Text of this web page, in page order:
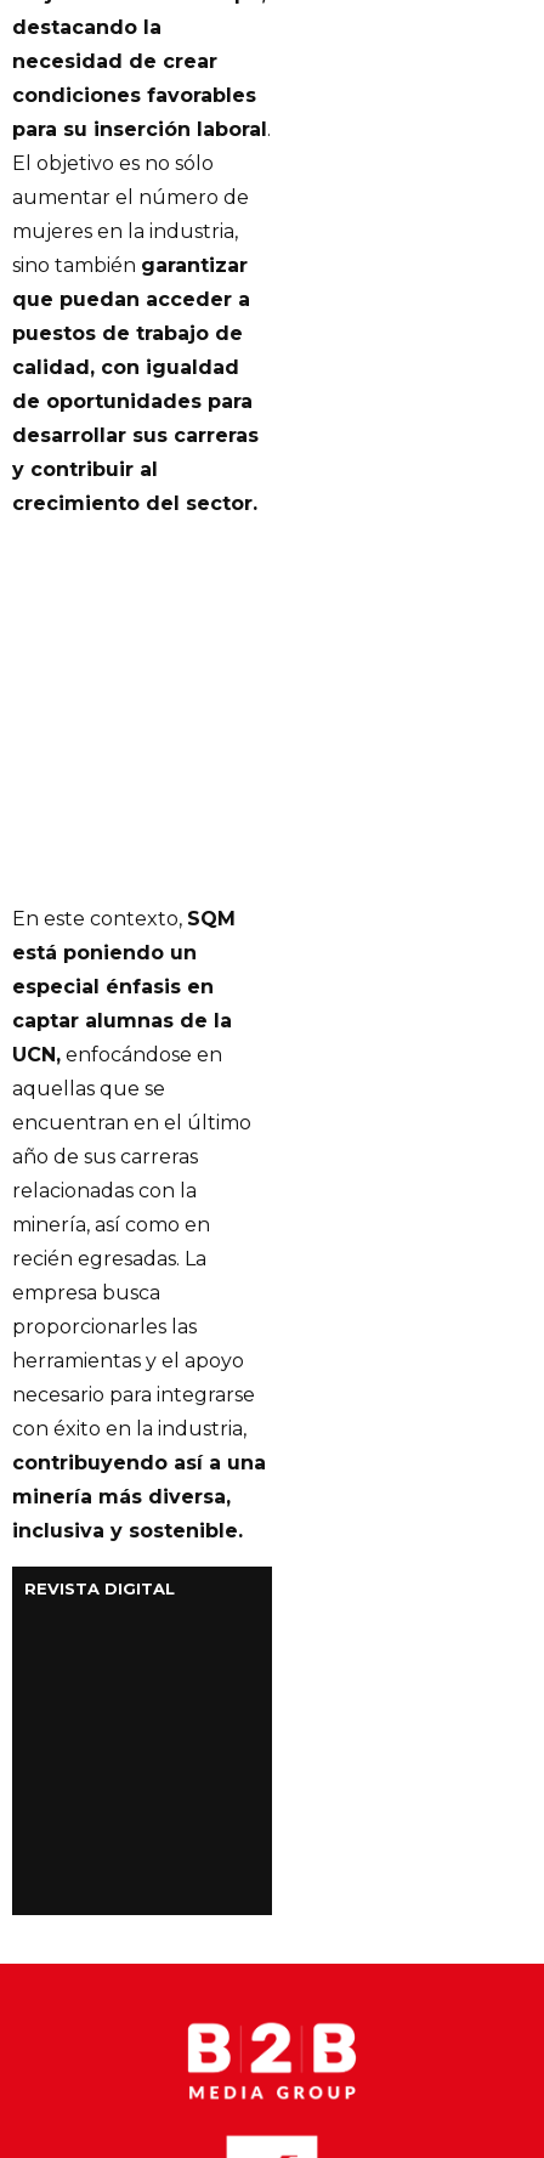
destacando la
necesidad de crear
condiciones favorables
para su inserción laboral.
El objetivo es no sólo
aumentar el número de
mujeres en la industria,
sino también garantizar
que puedan acceder a
puestos de trabajo de
calidad, con igualdad
de oportunidades para
desarrollar sus carreras
y contribuir al
crecimiento del sector.
En este contexto, SQM
está poniendo un
especial énfasis en
captar alumnas de la
UCN, enfocándose en
aquellas que se
encuentran en el último
año de sus carreras
relacionadas con la
minería, así como en
recién egresadas. La
empresa busca
proporcionarles las
herramientas y el apoyo
necesario para integrarse
con éxito en la industria,
contribuyendo así a una
minería más diversa,
inclusiva y sostenible.
REVISTA DIGITAL